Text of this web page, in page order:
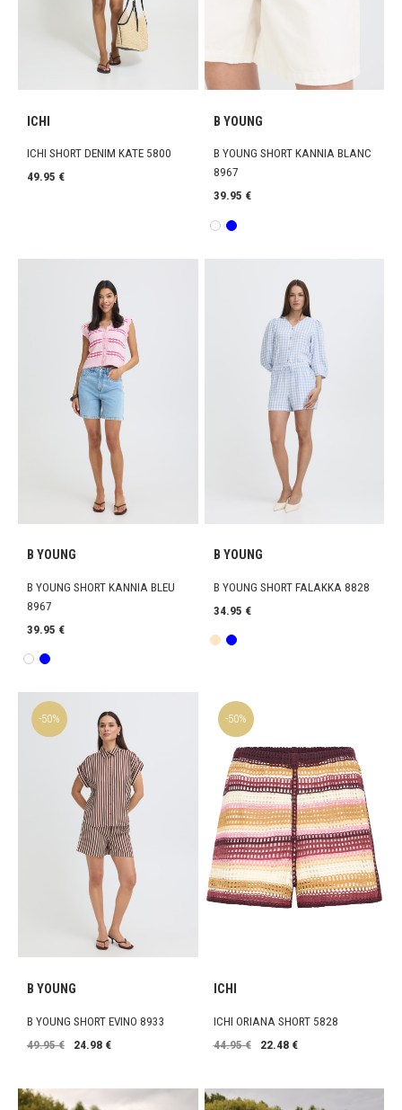
ICHI
ICHI SHORT DENIM KATE 5800
49.95 €
B YOUNG
B YOUNG SHORT KANNIA BLANC
8967
39.95 €
B YOUNG
B YOUNG SHORT KANNIA BLEU
8967
39.95 €
B YOUNG
B YOUNG SHORT FALAKKA 8828
34.95 €
-50%
B YOUNG
B YOUNG SHORT EVINO 8933
49.95 €
24.98 €
-50%
ICHI
ICHI ORIANA SHORT 5828
44.95 €
22.48 €